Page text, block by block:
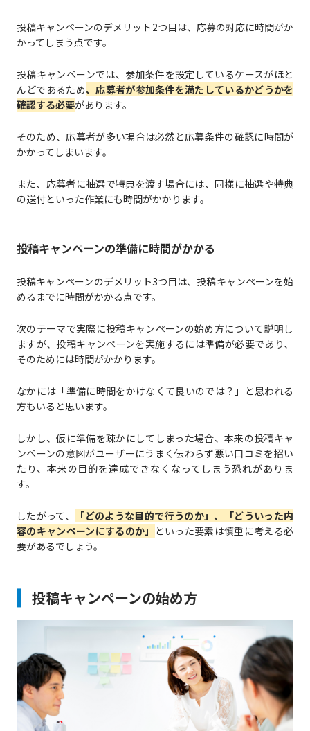
投稿キャンペーンのデメリット2つ目は、応募の対応に時間がか
かってしまう点です。
投稿キャンペーンでは、参加条件を設定しているケースがほと
んどであるため、応募者が参加条件を満たしているかどうかを
確認する必要があります。
そのため、応募者が多い場合は必然と応募条件の確認に時間が
かかってしまいます。
また、応募者に抽選で特典を渡す場合には、同様に抽選や特典
の送付といった作業にも時間がかかります。
投稿キャンペーンの準備に時間がかかる
投稿キャンペーンのデメリット3つ目は、投稿キャンペーンを始
めるまでに時間がかかる点です。
次のテーマで実際に投稿キャンペーンの始め方について説明し
ますが、投稿キャンペーンを実施するには準備が必要であり、
そのためには時間がかかります。
なかには「準備に時間をかけなくて良いのでは？」と思われる
方もいると思います。
しかし、仮に準備を疎かにしてしまった場合、本来の投稿キャ
ンペーンの意図がユーザーにうまく伝わらず悪い口コミを招い
たり、本来の目的を達成できなくなってしまう恐れがありま
す。
したがって、
「どのような目的で行うのか」、「どういった内
容のキャンペーンにするのか」 といった要素は慎重に考える必
要があるでしょう。
投稿キャンペーンの始め方